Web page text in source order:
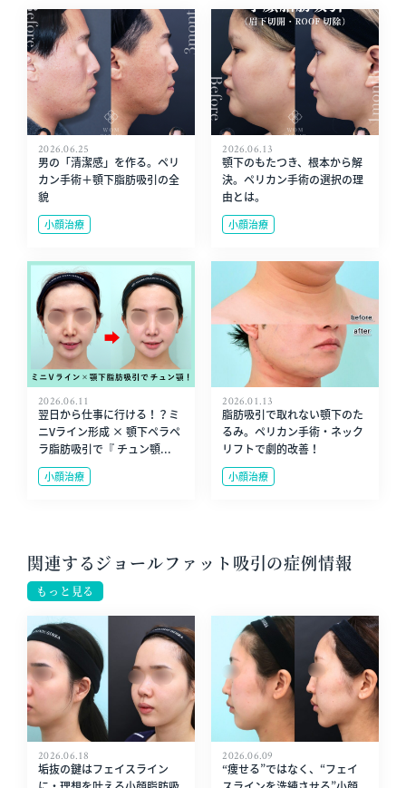
2026.06.25
男の「清潔感」を作る。ペリ
カン手術＋顎下脂肪吸引の全
貌
小顔治療
2026.06.13
顎下のもたつき、根本から解
決。ペリカン手術の選択の理
由とは。
小顔治療
2026.06.11
翌日から仕事に行ける！？ミ
ニVライン形成 × 顎下ペラペ
ラ脂肪吸引で『 チュン顎...
小顔治療
2026.01.13
脂肪吸引で取れない顎下のた
るみ。ペリカン手術・ネック
リフトで劇的改善！
小顔治療
関連するジョールファット吸引の症例情報
もっと見る
2026.06.18
垢抜の鍵はフェイスライン
2026.06.09
“痩せる”ではなく、“フェイ